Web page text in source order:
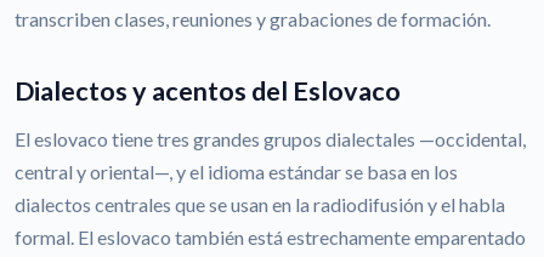
transcriben clases, reuniones y grabaciones de formación.
Dialectos y acentos del Eslovaco
El eslovaco tiene tres grandes grupos dialectales —occidental,
central y oriental—, y el idioma estándar se basa en los
dialectos centrales que se usan en la radiodifusión y el habla
formal. El eslovaco también está estrechamente emparentado